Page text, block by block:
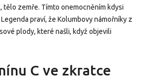
tělo zemře. Tímto onemocněním kdysi
praví, že Kolumbovy námořníky z
plody, které našli, když objevili
C ve zkratce